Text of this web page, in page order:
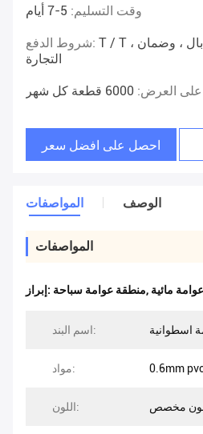
وقت التسليم: 5-7 أيام
شروط الدفع: T / T ، ويسترن يونيون ، باي بال ، وضمان
التجارة
على العرض: 6000 قطعة كل شهر
احصل على افضل سعر
المواصفات الوصف
المواصفات
إبراز: منطقة عوامة سباحة, مائية
اسم البند:
مواد:
اللون: مخصص